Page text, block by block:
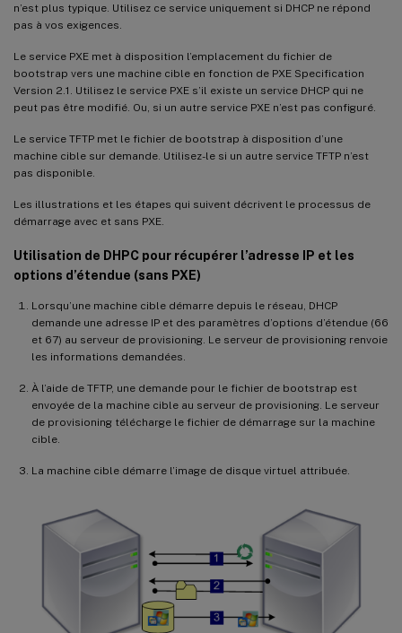
n’est plus typique. Utilisez ce service uniquement si DHCP ne répond
pas à vos exigences.
Le service PXE met à disposition l’emplacement du fichier de
bootstrap vers une machine cible en fonction de PXE Specification
Version 2.1. Utilisez le service PXE s’il existe un service DHCP qui ne
peut pas être modifié. Ou, si un autre service PXE n’est pas configuré.
Le service TFTP met le fichier de bootstrap à disposition d’une
machine cible sur demande. Utilisez-le si un autre service TFTP n’est
pas disponible.
Les illustrations et les étapes qui suivent décrivent le processus de
démarrage avec et sans PXE.
Utilisation de DHPC pour récupérer l’adresse IP et les
options d’étendue (sans PXE)
Lorsqu’une machine cible démarre depuis le réseau, DHCP
demande une adresse IP et des paramètres d’options d’étendue (66
et 67) au serveur de provisioning. Le serveur de provisioning renvoie
les informations demandées.
À l’aide de TFTP, une demande pour le fichier de bootstrap est
envoyée de la machine cible au serveur de provisioning. Le serveur
de provisioning télécharge le fichier de démarrage sur la machine
cible.
La machine cible démarre l’image de disque virtuel attribuée.